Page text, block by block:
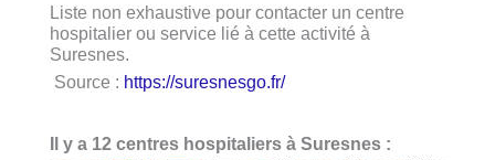
Liste non exhaustive pour contacter un centre
hospitalier ou service lié à cette activité à
Suresnes.
Source : https://suresnesgo.fr/
Il y a 12 centres hospitaliers à Suresnes :